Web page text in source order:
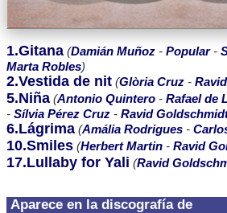
Aparece en la discografía de
1.Gitana (Damián Muñoz - Popular-
Marta Robles)
2.Vestida de nit (Glòria Cruz -
5.Niña (Antonio Quintero - Rafael de
- Sílvia Pérez Cruz - Ravid
6.Lágrima (Amália Rodrigues -
10.Smiles (Herbert Martin - Ravid
17.Lullaby for Yali (Ravid